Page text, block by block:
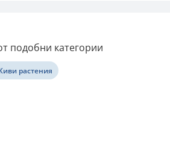
подобни категории
растения